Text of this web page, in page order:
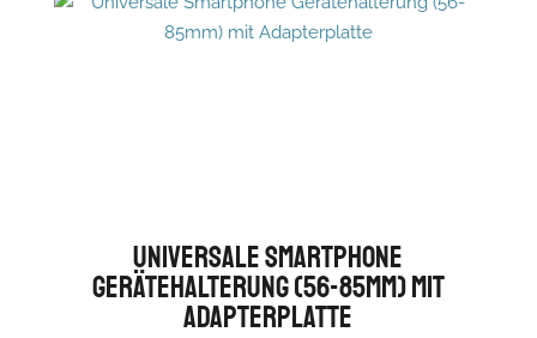
Universale Smartphone
Gerätehalterung (56-85mm) mit
Adapterplatte